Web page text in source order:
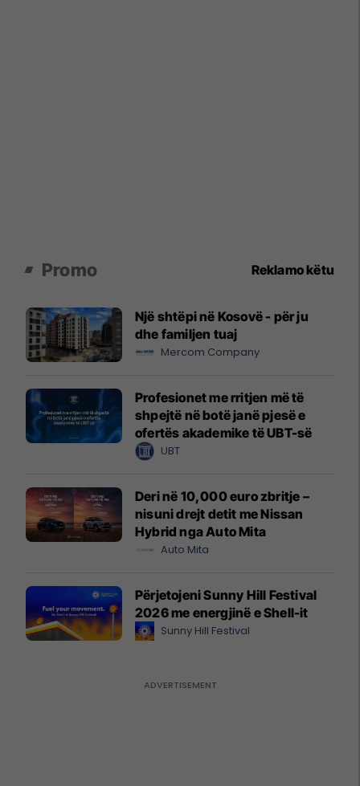
Promo Reklamo këtu
Një shtëpi në Kosovë - për ju
dhe familjen tuaj
Mercom Company
Profesionet me rritjen më të
shpejtë në botë janë pjesë e
ofertës akademike të UBT-së
UBT
Deri në 10,000 euro zbritje –
nisuni drejt detit me Nissan
Hybrid nga Auto Mita
Auto Mita
Përjetojeni Sunny Hill Festival
2026 me energjinë e Shell-it
Sunny Hill Festival